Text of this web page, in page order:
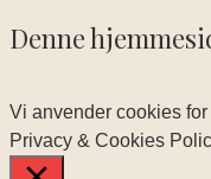
Denne
Vi anvender cookies
Privacy & Cookies